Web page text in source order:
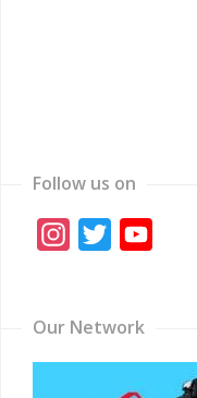
Follow us on
Instagram
Twitter
Our Network